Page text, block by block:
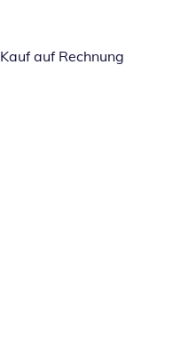
Kauf auf Rechnung